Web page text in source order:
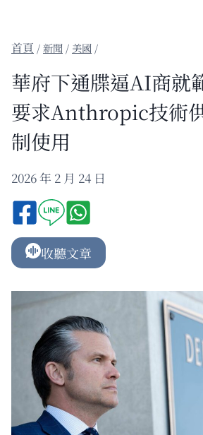
/新聞 / 美國 /
華府下通牒逼AI商就
要求Anthropic技術
制使用
2026 年 2 月 24 日
收聽文章